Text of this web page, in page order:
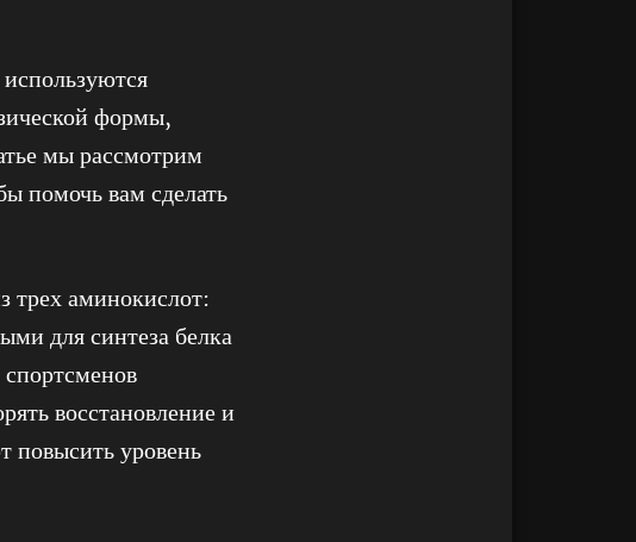
формы,
мы рассмотрим
помочь вам сделать
трех аминокислот:
для синтеза белка
восстановление и
уровень